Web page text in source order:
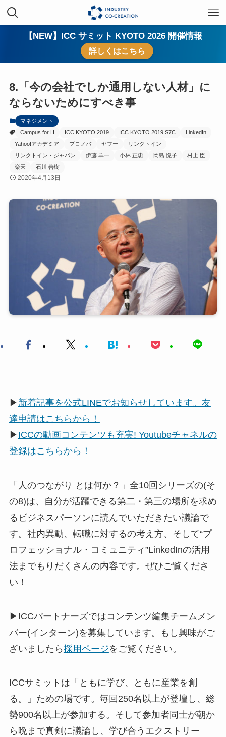
【NEW】ICC サミット KYOTO 2026 開催情報
詳しくはこちら
8.「今の会社でしか通用しない人材」に
ならないためにすべき事
マネジメント
Campus for H
ICC KYOTO 2019 ICC KYOTO 2019 S7C
LinkedIn
Yahoo!アカデミア
プロノバ ヤフー
リンクトイン
リンクトイン・ジャパン
伊藤 羊一 小林 正忠 岡島 悦子
村上 臣
楽天
石川 善樹
2020年4月13日
▶ 新着記事を公式LINEでお知らせしています。友
達申請はこちらから！
▶ ICCの動画コンテンツも充実! Youtubeチャネルの
登録はこちらから！
「人のつながり とは何か？」全10回シリーズの(そ
の8)は、自分が活躍できる第二・第三の場所を求め
るビジネスパーソンに読んでいただきたい議論で
す。社内異動、転職に対するの考え方、そして“プ
ロフェッショナル・コミュニティ”LinkedInの活用
法までもりだくさんの内容です。ぜひご覧くださ
い！
▶ICCパートナーズではコンテンツ編集チームメン
バー(インターン)を募集しています。もし興味がご
ざいましたら採用ページをご覧ください。
ICCサミットは「ともに学び、ともに産業を創
る。」ための場です。毎回250名以上が登壇し、総
勢900名以上が参加する。そして参加者同士が朝か
ら晩まで真剣に議論し、学び合うエクストリー